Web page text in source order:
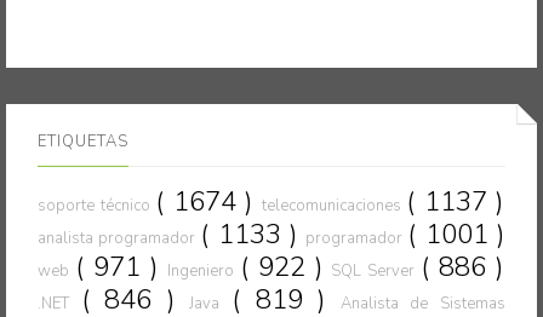
ETIQUETAS
soporte técnico ( 1674 ) telecomunicaciones ( 1137 )
analista programador ( 1133 ) programador ( 1001 )
web ( 971 ) Ingeniero ( 922 ) SQL Server ( 886 )
.NET ( 846 )Java ( 819 ) Analista de Sistemas